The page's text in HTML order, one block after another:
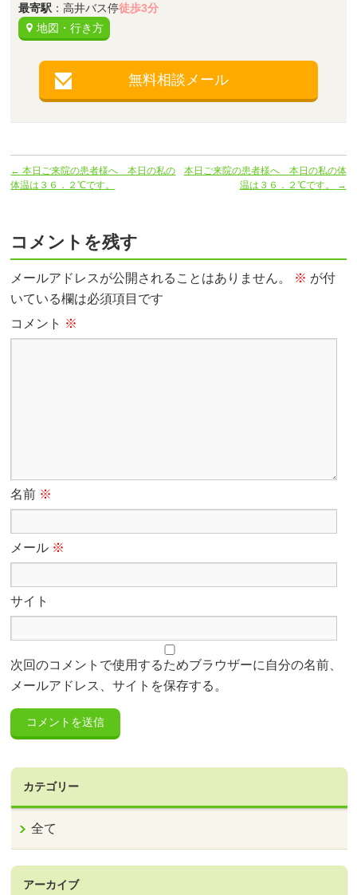
最寄駅 ：高井バス停徒歩3分
地図・行き方
無料相談メール
← 本日ご来院の患者様へ 本日の私の
体温は３６．２℃です。
本日ご来院の患者様へ 本日の私の体
温は３６．２℃です。
→
コメントを残す
メールアドレスが公開されることはありません。 ※ が付
いている欄は必須項目です
コメント ※
名前 ※
メール ※
サイト
次回のコメントで使用するためブラウザーに自分の名前、
メールアドレス、サイトを保存する。
カテゴリー
全て
アーカイブ